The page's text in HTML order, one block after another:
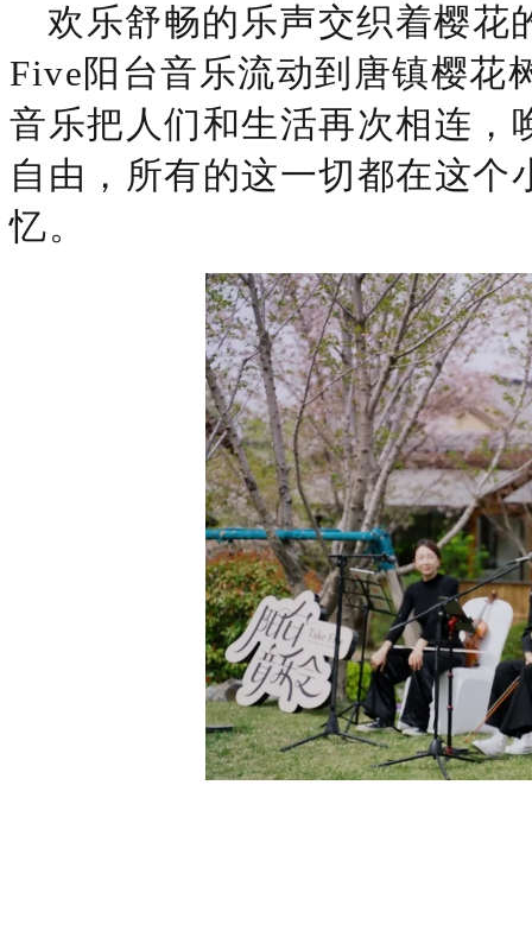
欢乐舒畅的乐声交织着樱花
Five阳台音乐流动到唐镇樱花
音乐把人们和生活再次相连，
自由，所有的这一切都在这
忆。